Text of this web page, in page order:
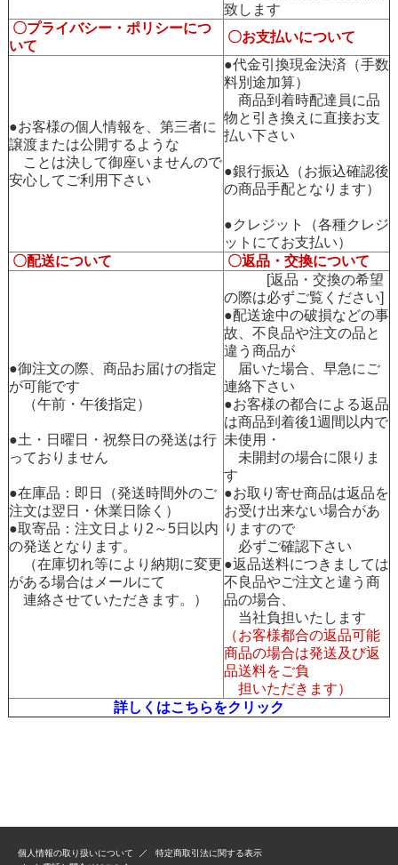
致します
〇プライバシー・ポリシーにつ
いて
〇お支払いについて
●お客様の個人情報を、第三者に
譲渡または公開するような
ことは決して御座いませんので
安心してご利用下さい
●代金引換現金決済（手数
料別途加算）
商品到着時配達員に品
物と引き換えに直接お支
払い下さい
●銀行振込（お振込確認後
の商品手配となります）
●クレジット（各種クレジ
ットにてお支払い）
〇配送について
〇返品・交換について
●御注文の際、商品お届けの指定
が可能です
（午前・午後指定）
●土・日曜日・祝祭日の発送は行
っておりません
●在庫品：即日（発送時間外のご
注文は翌日・休業日除く）
●取寄品：注文日より2～5日以内
の発送となります。
（在庫切れ等により納期に変更
がある場合はメールにて
連絡させていただきます。）
[返品・交換の希望
の際は必ずご覧ください]
●配送途中の破損などの事
故、不良品や注文の品と
違う商品が
届いた場合、早急にご
連絡下さい
●お客様の都合による返品
は商品到着後1週間以内で
未使用・
未開封の場合に限りま
す
●お取り寄せ商品は返品を
お受け出来ない場合があ
りますので
必ずご確認下さい
●返品送料につきましては
不良品やご注文と違う商
品の場合、
当社負担いたします
（お客様都合の返品可能
商品の場合は発送及び返
品送料をご負
担いただきます）
詳しくはこちらをクリック
個人情報の取り扱いについて
特定商取引法に関する表示